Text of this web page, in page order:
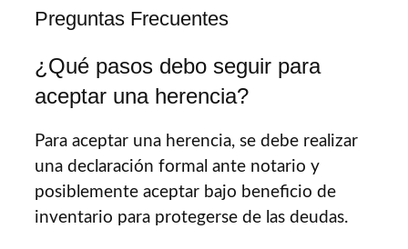
Preguntas Frecuentes
¿Qué pasos debo seguir para
aceptar una herencia?
Para aceptar una herencia, se debe realizar
una declaración formal ante notario y
posiblemente aceptar bajo beneficio de
inventario para protegerse de las deudas.